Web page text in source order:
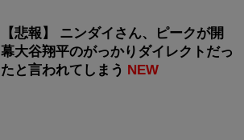
【悲報】 ニンダイさん、ピークが開
幕大谷翔平のがっかりダイレクトだっ
たと言われてしまう NEW